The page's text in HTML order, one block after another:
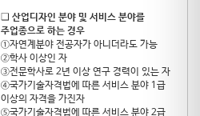
❑ 산업디자인 분야 및 서비스 분야를
주업종으로 하는 경우
①자연계분야 전공자가 아니더라도 가능
②학사 이상인 자
③전문학사로 2년 이상 연구 경력이 있는 자
④국가기술자격법에 따른 서비스 분야 1급
이상의 자격을 가진자
⑤국가기술자격법에 따른 서비스 분야 2급